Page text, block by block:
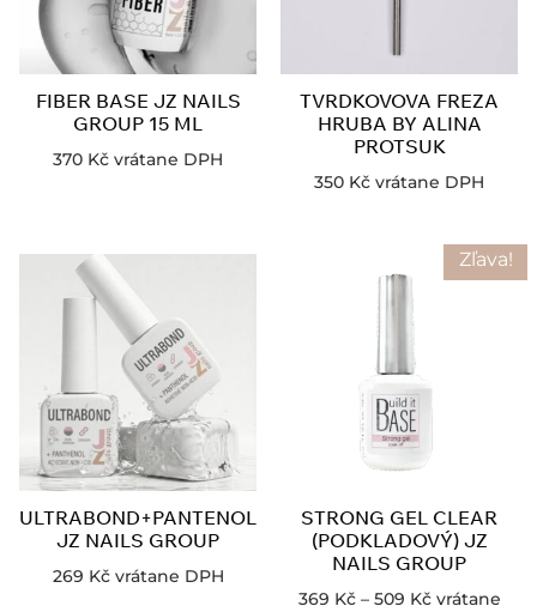
FIBER BASE JZ NAILS
GROUP 15 ML
370 Kč vrátane DPH
TVRDKOVOVA FREZA
HRUBA BY ALINA
PROTSUK
350 Kč vrátane DPH
ULTRABOND+PANTENOL
JZ NAILS GROUP
269 Kč vrátane DPH
Zľava!
STRONG GEL CLEAR
(PODKLADOVÝ) JZ
NAILS GROUP
369 Kč – 509 Kč vrátane